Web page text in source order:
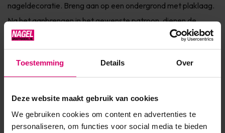
Toestemming Details Over
Deze website maakt gebruik van cookies
We gebruiken cookies om content en advertenties te
personaliseren, om functies voor social media te bieden
nageldecoratie. Breng aan op een ondergrond met plaklaag.
Na het aanbrengen in het gewenste patroon, dienen de
Nailfetti afgelakt te worden met 2 dunne laagjes Top Gel.
Product specificaties
Artikelnummer 45225
SKU 589519